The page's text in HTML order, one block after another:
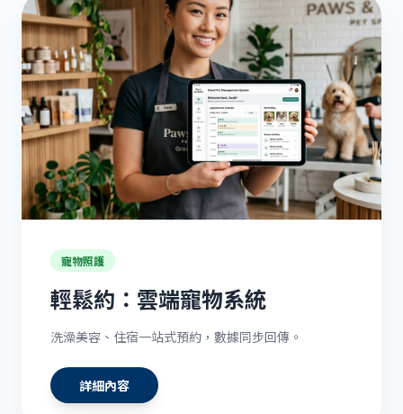
寵物照護
輕鬆約：雲端寵物系統
洗澡美容、住宿一站式預約，數據同步回傳。
詳細內容